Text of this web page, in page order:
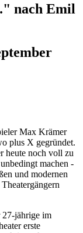
nach Emil
Max Krämer
plus X gegründet.
heute noch voll zu
machen -
und modernen
27-jährige im
erste